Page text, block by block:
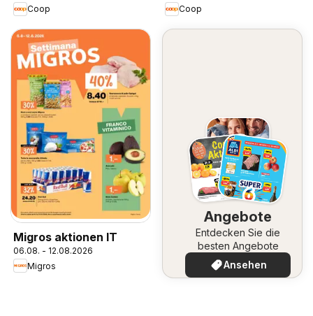
Coop
Coop
Migros aktionen IT
06.08. - 12.08.2026
Migros
Angebote
Entdecken Sie die
besten Angebote
Ansehen